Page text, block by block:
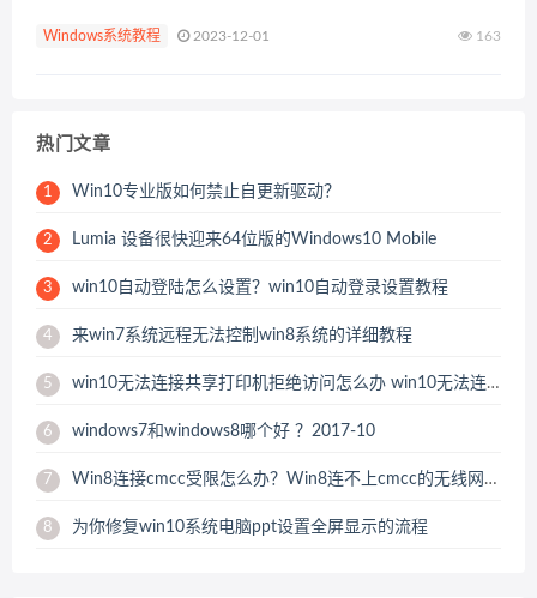
字，纯文字阅读大概需要1分钟。 系统教程内容...
Windows系统教程 2023-12-01 163
热门文章
1 Win10专业版如何禁止自更新驱动？
2 Lumia 设备很快迎来64位版的Windows10 Mobile
3 win10自动登陆怎么设置？win10自动登录设置教程
4 来win7系统远程无法控制win8系统的详细教程
5 win10无法连接共享打印机拒绝访问怎么办 win10无法连接共享打印机解决方法
6 windows7和windows8哪个好 ？2017-10
7 Win8连接cmcc受限怎么办？Win8连不上cmcc的无线网络解决方法
8 为你修复win10系统电脑ppt设置全屏显示的流程